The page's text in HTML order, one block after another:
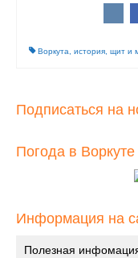
Воркута история щит и
Подписаться на
Погода в Воркуте
Информация на
Полезная